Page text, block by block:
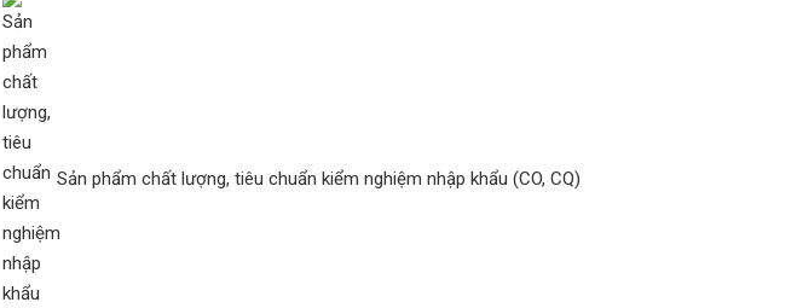
Sản phẩm chất lượng, tiêu chuẩn kiểm nghiệm nhập khẩu (CO, CQ)